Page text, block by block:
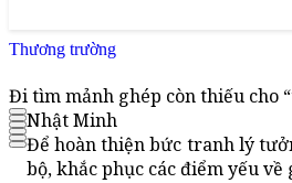
Thương trường
Đi tìm mảnh ghép còn thiếu cho
Nhật Minh
Để hoàn thiện bức tranh lý
bộ, khắc phục các điểm yếu